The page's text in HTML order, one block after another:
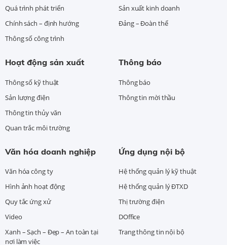
Quá trình phát triển
Chính sách – định hướng
Thông số công trình
Sản xuất kinh doanh
Đảng – Đoàn thể
Hoạt động sản xuất
Thông số kỹ thuật
Sản lượng điện
Thông tin thủy văn
Quan trắc môi trường
Thông báo
Thông báo
Thông tin mời thầu
Văn hóa doanh nghiệp
Văn hóa công ty
Hình ảnh hoạt động
Quy tắc ứng xử
Video
Xanh – Sạch – Đẹp – An toàn tại
nơi làm việc
Ứng dụng nội bộ
Hệ thống quản lý kỹ thuật
Hệ thống quản lý ĐTXD
Thị trường điện
DOffice
Trang thông tin nội bộ